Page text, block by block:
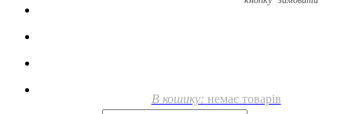
В кошику: немає товарів